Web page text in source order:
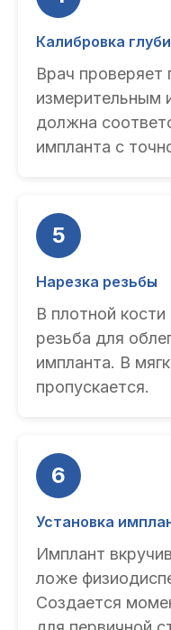
Калибровка
Врач проверяет
измерительным
должна
импланта с
5
Нарезка резьбы
В плотной
резьба для
импланта. В
пропускается.
6
Установка
Имплант
ложе
Создается